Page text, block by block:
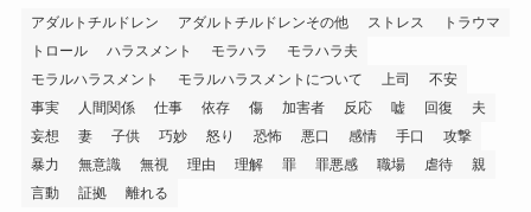
アダルトチルドレン アダルトチルドレンその他 ストレス
トラウマ
トロール
ハラスメント モラハラ
モラハラ夫
モラルハラスメント
モラルハラスメントについて 上司
不安
事実
人間関係 仕事 依存 傷 加害者 反応 嘘 回復
夫
妄想
妻 子供 巧妙 怒り 恐怖 悪口 感情 手口
攻撃
暴力
無意識 無視 理由 理解 罪 罪悪感 職場 虐待
親
言動
証拠 離れる